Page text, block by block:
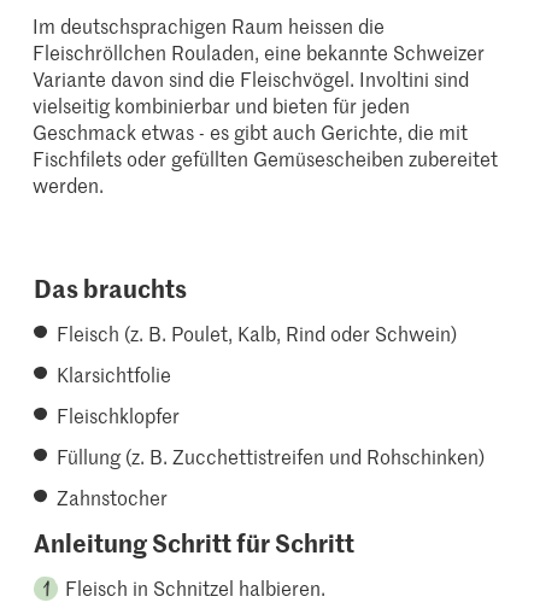
Im deutschsprachigen Raum heissen die
Fleischröllchen Rouladen, eine bekannte Schweizer
Variante davon sind die Fleischvögel. Involtini sind
vielseitig kombinierbar und bieten für jeden
Geschmack etwas - es gibt auch Gerichte, die mit
Fischfilets oder gefüllten Gemüsescheiben zubereitet
werden.
Das brauchts
Fleisch (z. B. Poulet, Kalb, Rind oder Schwein)
Klarsichtfolie
Fleischklopfer
Füllung (z. B. Zucchettistreifen und Rohschinken)
Zahnstocher
Anleitung Schritt für Schritt
Fleisch in Schnitzel halbieren.